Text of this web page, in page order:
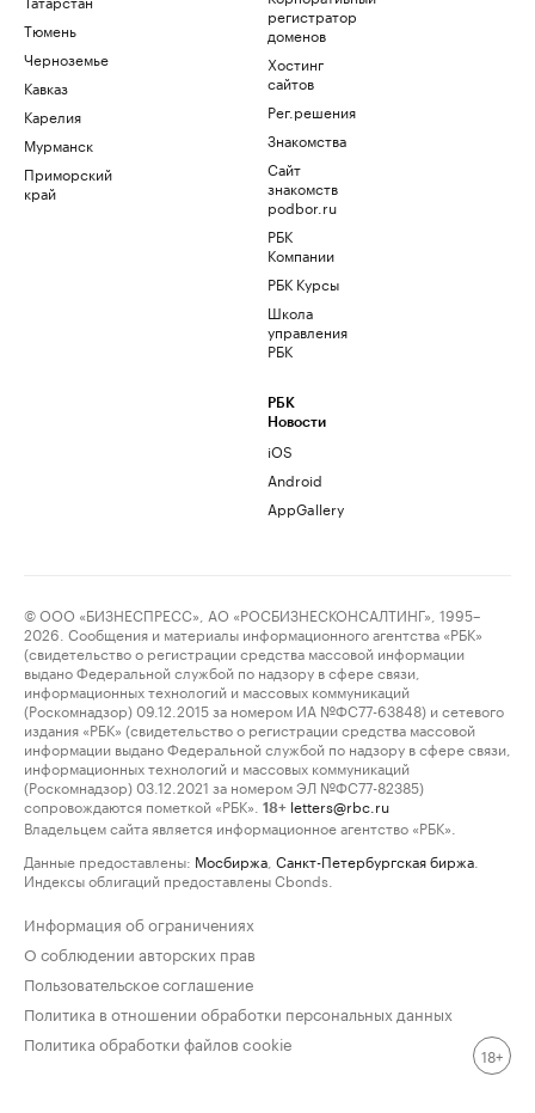
Тюмень
Черноземье
Кавказ
Карелия
Мурманск
Приморский
край
регистратор
доменов
Хостинг
сайтов
Рег.решения
Знакомства
Сайт
знакомств
podbor.ru
РБК
Компании
РБК Курсы
Школа
управления
РБК
РБК
Новости
iOS
Android
AppGallery
© ООО «БИЗНЕСПРЕСС», АО «РОСБИЗНЕСКОНСАЛТИНГ», 1995–
2026. Сообщения и материалы информационного агентства «РБК»
(свидетельство о регистрации средства массовой информации
выдано Федеральной службой по надзору в сфере связи,
информационных технологий и массовых коммуникаций
(Роскомнадзор) 09.12.2015 за номером ИА №ФС77-63848) и сетевого
издания «РБК» (свидетельство о регистрации средства массовой
информации выдано Федеральной службой по надзору в сфере связи,
информационных технологий и массовых коммуникаций
(Роскомнадзор) 03.12.2021 за номером ЭЛ №ФС77-82385)
сопровождаются пометкой «РБК».
18+ letters@rbc.ru
Владельцем сайта является информационное агентство «РБК».
Данные предоставлены: Мосбиржа Санкт-Петербургская биржа
Индексы облигаций предоставлены Cbonds.
Информация об ограничениях
О соблюдении авторских прав
Пользовательское соглашение
Политика в отношении обработки персональных данных
Политика обработки файлов cookie
18+